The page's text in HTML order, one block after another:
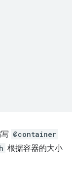
@container
根据容器的大小